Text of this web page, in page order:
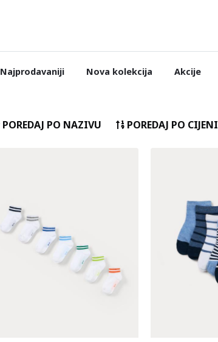
Najprodavaniji Nova kolekcija Akcije
POREDAJ PO NAZIVU POREDAJ PO CIJENI